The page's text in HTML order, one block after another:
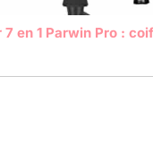
en 1 Parwin Pro :